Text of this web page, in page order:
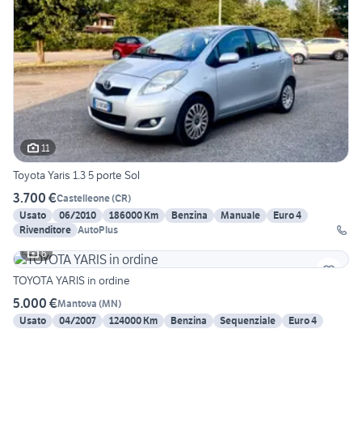
11
Toyota Yaris 1.3 5 porte Sol
3.700 €Castelleone(CR)
Usato
06/2010 186000 Km Benzina Manuale
Euro 4
Rivenditore AutoPlus
6
TOYOTA YARIS in ordine
5.000 €Mantova (MN)
Usato
04/2007 124000 Km Benzina Sequenziale Euro 4